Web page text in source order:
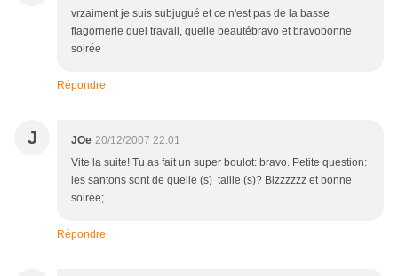
vrzaiment je suis subjugué et ce n'est pas de la basse
flagornerie quel travail, quelle beautébravo et bravobonne
soirée
Répondre
J JOe 20/12/2007 22:01
Vite la suite! Tu as fait un super boulot: bravo. Petite question:
les santons sont de quelle (s) taille (s)? Bizzzzzz et bonne
soirée;
Répondre